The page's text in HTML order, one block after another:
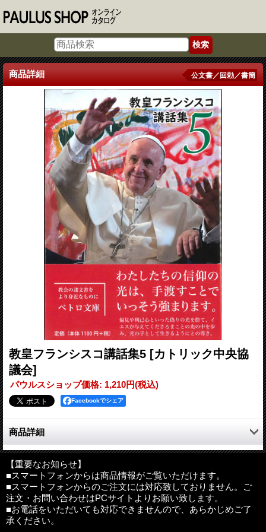
商品詳細 公文書／回勅／書簡
教皇フランシスコ講話集5 [カトリック中央協
議会]
パウルスショップ価格: 1,210円(税込)
Facebookでシェア
商品詳細
2017年内の発言を集めた教皇フランシスコの講話集。日本の司教
への親書、『カトリック教会のカテキズム』公布二十五周年記念
講話、核兵器廃絶のための国際シンポジウムでのあいさつ、少数
民族問題で揺れるミャンマーとバングラデシュへの司牧訪問の振
り返りなどを収録。
●目次
【重要なお知らせ】
■スマートフォンからは商品情報がご覧いただけます。
■スマートフォンからのご注文には対応致しておりません。ご
注文・お問い合わせはPCサイトよりお願い致します。
■お電話をいただいても対応できませんので、あらかじめご了
承ください。